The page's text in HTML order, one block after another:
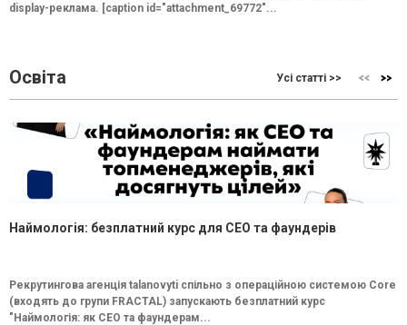
display-реклама. [caption id="attachment_69772"...
Освіта Усі статті >>
Наймологія: безплатний курс для CEO та фаундерів
Рекрутингова агенція talanovyti спільно з операційною системою Core
(входять до групи FRACTAL) запускають безплатний курс
"Наймологія: як СEO та фаундерам...